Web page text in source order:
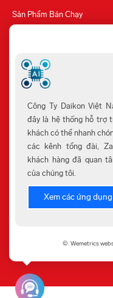
Công Ty Daikon Việt
đây là hệ thống hỗ trợ
khách có thể nhanh
các kênh tổng đài,
khách hàng đã quan
của chúng tôi.
Xem các ứng dụng
©. Wemetrics
Sản Phẩm Bán Chạy
©2023©.
Wemetrics Is
Trang chủ